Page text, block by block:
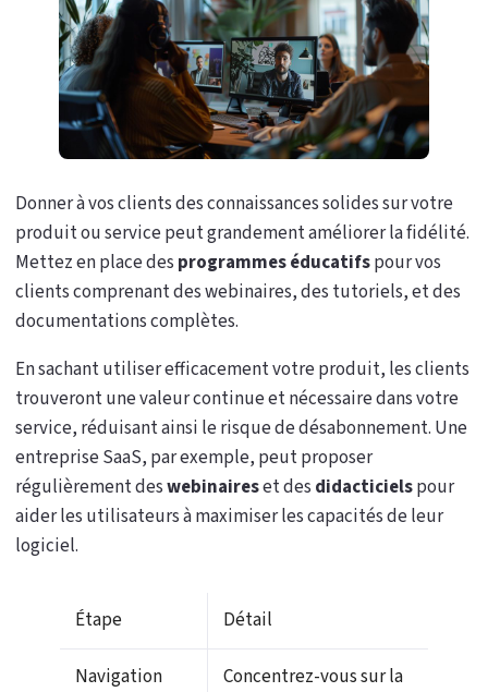
Donner à vos clients des connaissances solides sur votre
produit ou service peut grandement améliorer la fidélité.
Mettez en place des programmes éducatifspour vos
clients comprenant des webinaires, des tutoriels, et des
documentations complètes.
En sachant utiliser efficacement votre produit, les clients
trouveront une valeur continue et nécessaire dans votre
service, réduisant ainsi le risque de désabonnement. Une
entreprise SaaS, par exemple, peut proposer
régulièrement deswebinaireset des didacticielspour
aider les utilisateurs à maximiser les capacités de leur
logiciel.
Étape Détail
Navigation
Concentrez-vous sur la